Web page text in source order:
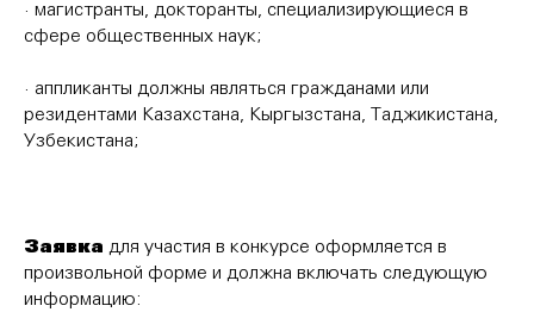
· магистранты, докторанты, специализирующиеся в
сфере общественных наук;
· аппликанты должны являться гражданами или
резидентами Казахстана, Кыргызстана, Таджикистана,
Узбекистана;
Заявка для участия в конкурсе оформляется в
произвольной форме и должна включать следующую
информацию: